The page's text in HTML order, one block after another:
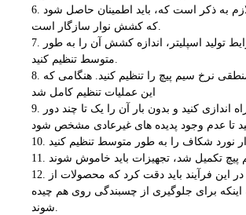
6. در سر نوار، لازم به ذکر است که، باید اطمینان حاصل شود
7. مطابق با شرایط تولید اسپلیتر، اندازه کشش آن را به طور
8. باید به طور منطقی نرخ سیم پیچ را تنظیم کنید. هنگامی که
این عملیات تنظیم کامل شد
9. تجهیزات را راه اندازی کنید و بدون بار آن را یک تا چند دور
12. حذف محصول. در این فرآیند باید دقت کرد که محصولات از
برای جلوگیری از چسبندگی روی هم چیده